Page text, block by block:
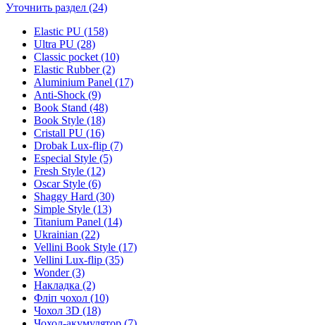
Уточнить раздел (24)
Elastic PU (158)
Ultra PU (28)
Classic pocket (10)
Elastic Rubber (2)
Aluminium Panel (17)
Anti-Shock (9)
Book Stand (48)
Book Style (18)
Cristall PU (16)
Drobak Lux-flip (7)
Especial Style (5)
Fresh Style (12)
Oscar Style (6)
Shaggy Hard (30)
Simple Style (13)
Titanium Panel (14)
Ukrainian (22)
Vellini Book Style (17)
Vellini Lux-flip (35)
Wonder (3)
Накладка (2)
Фліп чохол (10)
Чохол 3D (18)